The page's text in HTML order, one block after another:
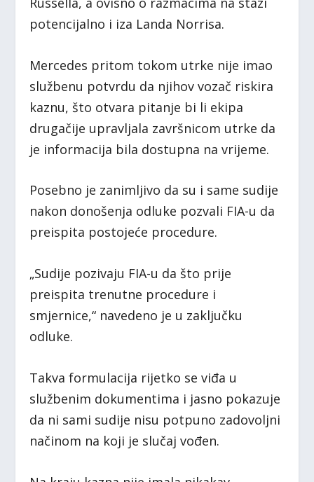
potencijalno i iza Landa Norrisa.
Mercedes pritom tokom utrke nije imao
službenu potvrdu da njihov vozač riskira
kaznu, što otvara pitanje bi li ekipa
drugačije upravljala završnicom utrke da
je informacija bila dostupna na vrijeme.
Posebno je zanimljivo da su i same sudije
nakon donošenja odluke pozvali FIA-u da
preispita postojeće procedure.
„Sudije pozivaju FIA-u da što prije
preispita trenutne procedure i
smjernice,“ navedeno je u zaključku
odluke.
Takva formulacija rijetko se viđa u
službenim dokumentima i jasno pokazuje
da ni sami sudije nisu potpuno zadovoljni
načinom na koji je slučaj vođen.